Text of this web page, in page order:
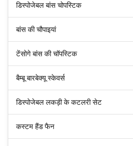
डिस्पोजेबल बांस चोपस्टिक
बांस की चौपाइयां
टेंसोगे बांस की चॉपस्टिक
बैम्बू बारबेक्यू स्केवर्स
डिस्पोजेबल लकड़ी के कटलरी सेट
कस्टम हैंड फैन